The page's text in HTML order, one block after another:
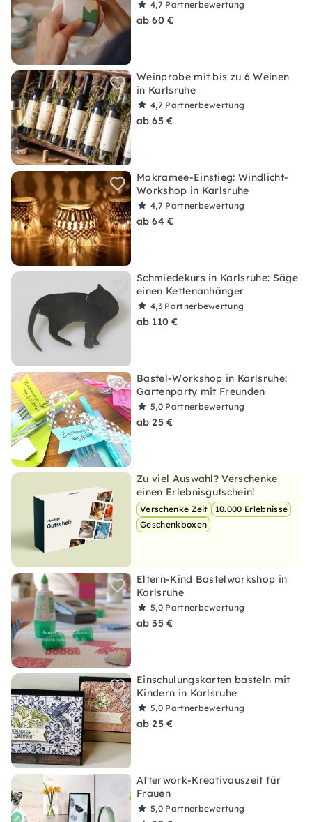
4,7 Partnerbewertung
ab 60 €
Weinprobe mit bis zu 6 Weinen
in Karlsruhe
4,7 Partnerbewertung
ab 65 €
Makramee-Einstieg: Windlicht-
Workshop in Karlsruhe
4,7 Partnerbewertung
ab 64 €
Schmiedekurs in Karlsruhe: Säge
einen Kettenanhänger
4,3 Partnerbewertung
ab 110 €
Bastel-Workshop in Karlsruhe:
Gartenparty mit Freunden
5,0 Partnerbewertung
ab 25 €
Zu viel Auswahl? Verschenke
einen Erlebnisgutschein!
Verschenke Zeit
10.000 Erlebnisse
Geschenkboxen
Eltern-Kind Bastelworkshop in
Karlsruhe
5,0 Partnerbewertung
ab 35 €
Einschulungskarten basteln mit
Kindern in Karlsruhe
5,0 Partnerbewertung
ab 25 €
Afterwork-Kreativauszeit für
Frauen
5,0 Partnerbewertung